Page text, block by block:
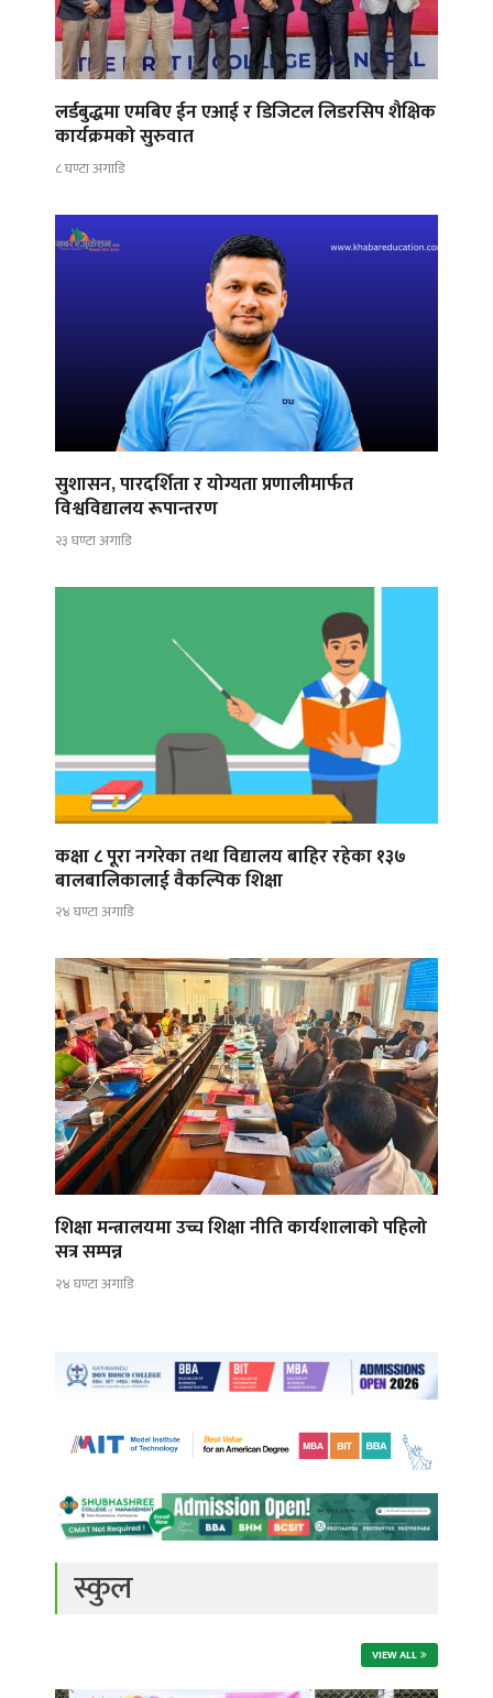
लर्डबुद्धमा एमबिए ईन एआई र डिजिटल लिडरसिप शैक्षिक
कार्यक्रमको सुरुवात
८ घण्टा अगाडि
सुशासन, पारदर्शिता र योग्यता प्रणालीमार्फत
विश्वविद्यालय रूपान्तरण
२३ घण्टा अगाडि
कक्षा ८ पूरा नगरेका तथा विद्यालय बाहिर रहेका १३७
बालबालिकालाई वैकल्पिक शिक्षा
२४ घण्टा अगाडि
शिक्षा मन्त्रालयमा उच्च शिक्षा नीति कार्यशालाको पहिलो
सत्र सम्पन्न
२४ घण्टा अगाडि
स्कुल
VIEW ALL